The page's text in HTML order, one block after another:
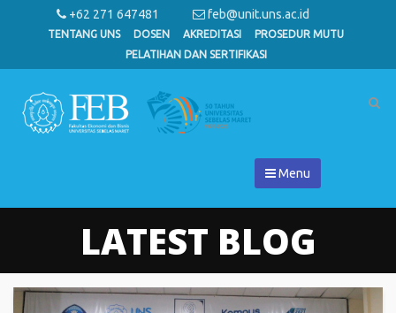
+62 271 647481 feb@unit.uns.ac.id
TENTANG UNS DOSEN AKREDITASI
PROSEDUR MUTU
PELATIHAN DAN SERTIFIKASI
Menu
LATEST BLOG